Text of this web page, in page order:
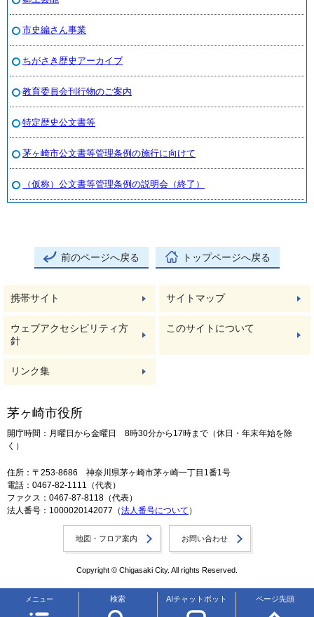
市史編さん事業
ちがさき歴史アーカイブ
教育委員会刊行物のご案内
特定歴史公文書等
茅ヶ崎市公文書等管理条例の施行に向けて
（仮称）公文書等管理条例の説明会（終了）
前のページへ戻る トップページへ戻る
メニュー 検索 AIチャットボット ページ先頭
携帯サイト サイトマップ
ウェブアクセシビリティ方
針
このサイトについて
リンク集
茅ヶ崎市役所
開庁時間：月曜日から金曜日 8時30分から17時まで（休日・年末年始を除
く）
住所：〒253-8686 神奈川県茅ヶ崎市茅ヶ崎一丁目1番1号
電話：0467-82-1111（代表）
ファクス：0467-87-8118（代表）
法人番号：1000020142077（法人番号について ）
地図・フロア案内 お問い合わせ
Copyright © Chigasaki City. All rights Reserved.